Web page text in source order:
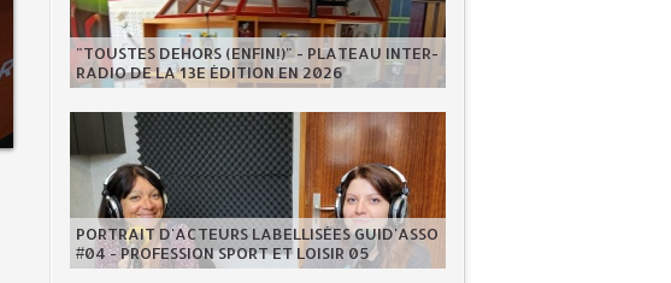
"TOUSTES DEHORS (ENFIN!)" - PLATEAU INTER-
RADIO DE LA 13E ÉDITION EN 2026
PORTRAIT D'ACTEURS LABELLISÉES GUID'ASSO
#04 - PROFESSION SPORT ET LOISIR 05